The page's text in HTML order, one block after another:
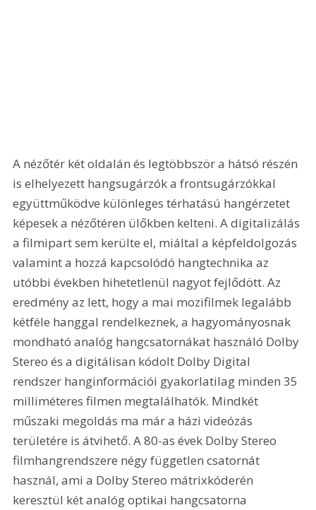
A nézőtér két oldalán és legtöbbször a hátsó részén
is elhelyezett hangsugárzók a frontsugárzókkal
együttműködve különleges térhatású hangérzetet
képesek a nézőtéren ülőkben kelteni. A digitalizálás
a filmipart sem kerülte el, miáltal a képfeldolgozás
valamint a hozzá kapcsolódó hangtechnika az
utóbbi években hihetetlenül nagyot fejlődött. Az
eredmény az lett, hogy a mai mozifilmek legalább
kétféle hanggal rendelkeznek, a hagyományosnak
mondható analóg hangcsatornákat használó Dolby
Stereo és a digitálisan kódolt Dolby Digital
rendszer hanginformációi gyakorlatilag minden 35
milliméteres filmen megtalálhatók. Mindkét
műszaki megoldás ma már a házi videózás
területére is átvihető. A 80-as évek Dolby Stereo
filmhangrendszere négy független csatornát
használ, ami a Dolby Stereo mátrixkóderén
keresztül két analóg optikai hangcsatorna